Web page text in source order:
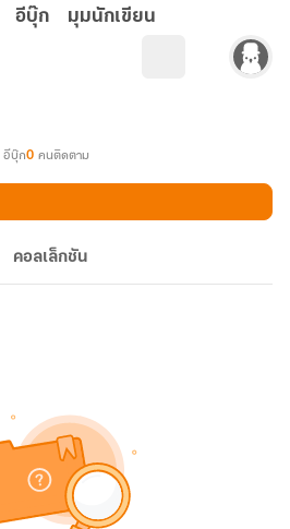
อีบุ๊ก มุมนักเขียน
อีบุ๊ก0 คนติดตาม
คอลเล็กชัน